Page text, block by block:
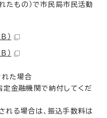
たもの）で市民局市民活動
）
）
た場合
定金融機関で納付してくだ
れる場合は、振込手数料は